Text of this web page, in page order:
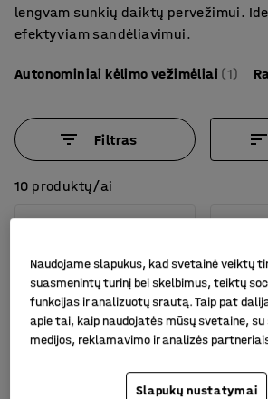
lengvam sunkių daiktų pervežimui.
efektyviam sandėliavimui.
Autonominiai kėlimo vežimėliai (1)
Filtras
10 produktų/ai
Galima rinktis skirtingus
Naudojame slapukus, kad svetainė veiktų
suasmenintų turinį bei skelbimus, teiktų
funkcijas ir analizuotų srautą. Taip pat
apie tai, kaip naudojatės mūsų svetaine,
medijos, reklamavimo ir analizės
Slapukų nustatymai